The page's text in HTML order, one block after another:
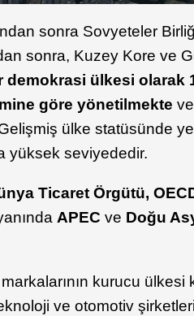
sonra Sovyeteler
sonra, Kuzey Kore ve
ülkesi olarak
göre yönetilmekte
ülke statüsünde
yüksek seviyededir.
Ticaret Örgütü,
APEC ve Doğu
kurucu ülkesi
ve otomotiv